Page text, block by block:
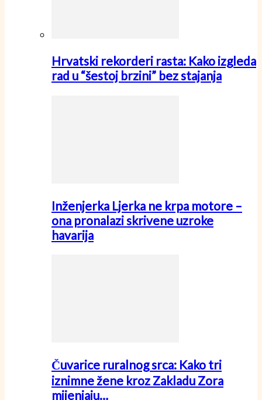
Hrvatski rekorderi rasta: Kako izgleda
rad u “šestoj brzini” bez stajanja
Inženjerka Ljerka ne krpa motore –
ona pronalazi skrivene uzroke
havarija
Čuvarice ruralnog srca: Kako tri
iznimne žene kroz Zakladu Zora
mijenjaju…